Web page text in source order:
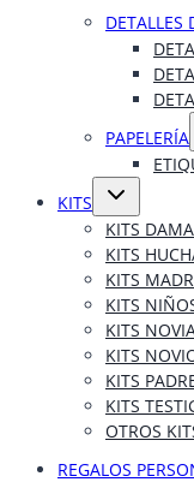
DETALLES
PAPELERÍA
KITS
Alternar
hijo
KITS
KITS
KITS
KITS
KITS
KITS
KITS
KITS
OTROS
REGALOS